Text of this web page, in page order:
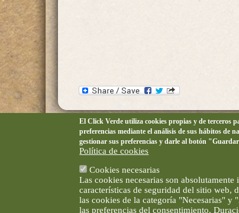
El Click Verde utiliza cookies propias y de terceros
preferencias mediante el análisis de sus hábitos de
gestionar sus preferencias y darle al botón
Política de cookies
Cookies necesarias
Las cookies necesarias son
características de seguridad del sitio web,
las cookies de la categoría "Necesarias"
las preferencias del consentimiento.